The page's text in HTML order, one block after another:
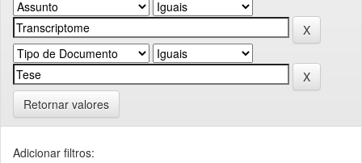
Retornar valores
Adicionar filtros: